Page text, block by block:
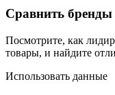
Сравнить бренды
Посмотрите, как
товары, и найдите
Использовать данные